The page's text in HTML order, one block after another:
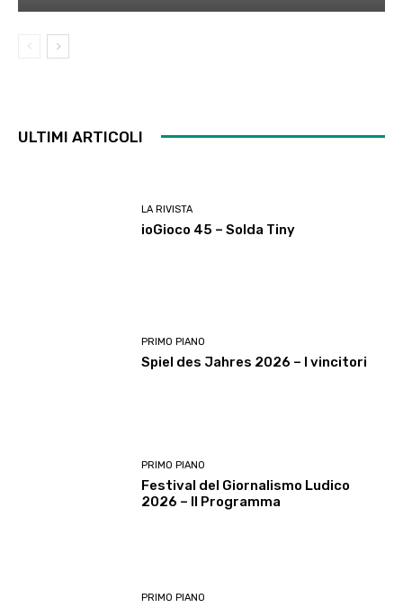
ULTIMI ARTICOLI
LA RIVISTA
ioGioco 45 – Solda Tiny
PRIMO PIANO
Spiel des Jahres 2026 – I vincitori
PRIMO PIANO
Festival del Giornalismo Ludico
2026 – Il Programma
PRIMO PIANO